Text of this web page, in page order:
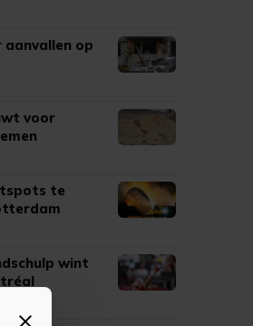
aanvallen op
voor
te
wint